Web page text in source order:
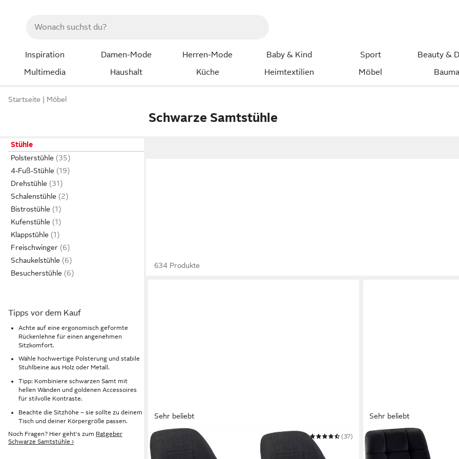
Inspiration Damen-Mode Herren-Mode Baby & Kind Sport
Beauty &
Multimedia
Haushalt Küche Heimtextilien Möbel
Startseite Möbel
Schwarze Samtstühle
Stühle
Polsterstühle
4-Fuß-Stühle
Drehstühle
Schalenstühle
Bistrostühle
Kufenstühle
Klappstühle
Freischwinger
Schaukelstühle
Besucherstühle
Tipps vor dem Kauf
Achte auf eine ergonomisch geformte
Rückenlehne für einen angenehmen
Sitzkomfort.
Wähle hochwertige Polsterung und stabile
Stuhlbeine aus Holz oder Metall.
Tipp: Kombiniere schwarzen Samt mit
hellen Wänden und goldenen Accessoires
für stilvolle Kontraste.
Beachte die Sitzhöhe – sie sollte zu deinem
Tisch und deiner Körpergröße passen.
Noch Fragen? Hier geht's zum Ratgeber
Schwarze Samtstühle ›
634 Produkte
Sehr beliebt
HELA
4-Fußstuhl STADE
(37)
Sehr beliebt
CLP
Esszimmerstuhl Tilde